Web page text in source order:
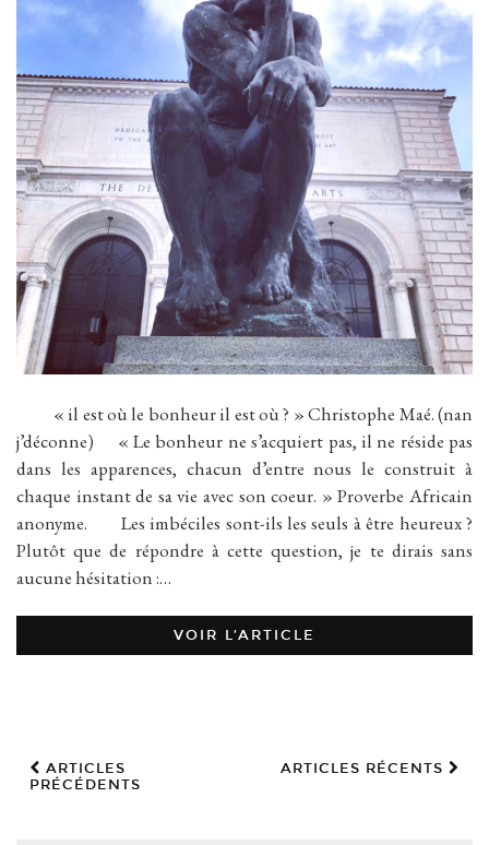
« il est où le bonheur il est où ? » Christophe Maé. (nan
j’déconne) « Le bonheur ne s’acquiert pas, il ne réside pas
dans les apparences, chacun d’entre nous le construit à
chaque instant de sa vie avec son coeur. » Proverbe Africain
anonyme. Les imbéciles sont-ils les seuls à être heureux ?
Plutôt que de répondre à cette question, je te dirais sans
aucune hésitation :…
VOIR L’ARTICLE
ARTICLES
PRÉCÉDENTS
ARTICLES RÉCENTS